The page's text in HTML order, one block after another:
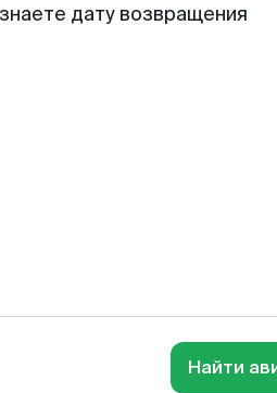
дату возвращения
Найти